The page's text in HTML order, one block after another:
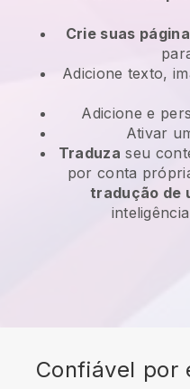
Crie suas
Adicione texto,
Adicione e
Ativar
Traduza seu
por conta
tradução de
Confiável por